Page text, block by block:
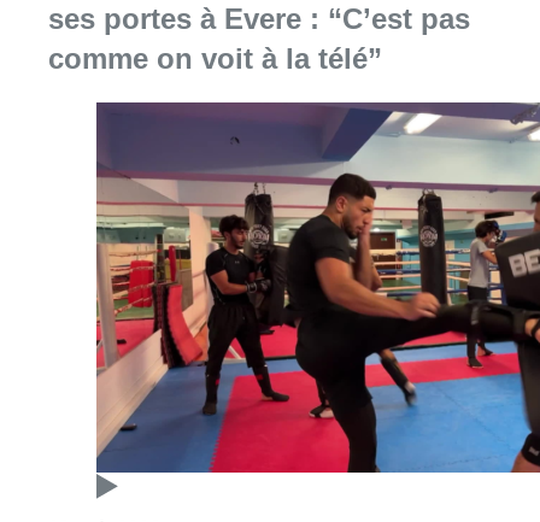
ses portes à Evere : “C’est pas
comme on voit à la télé”